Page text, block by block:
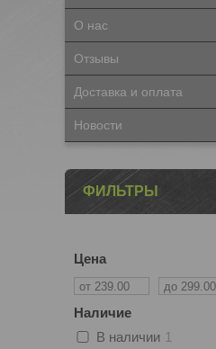
О нас
Отзывы
Доставка и оплата
Новости
ФИЛЬТРЫ
Цена
Наличие
В наличии 1